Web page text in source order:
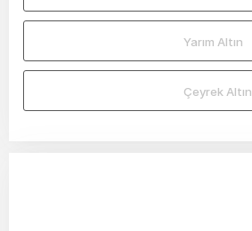
Yarım Altın
Çeyrek Altın